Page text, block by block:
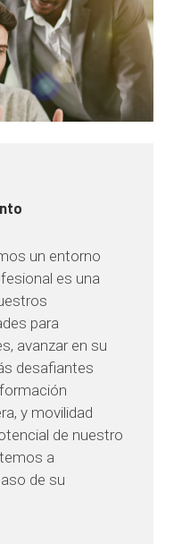
un entorno
es una
para
avanzar en su
desafiantes
y movilidad
de nuestro
a
de su